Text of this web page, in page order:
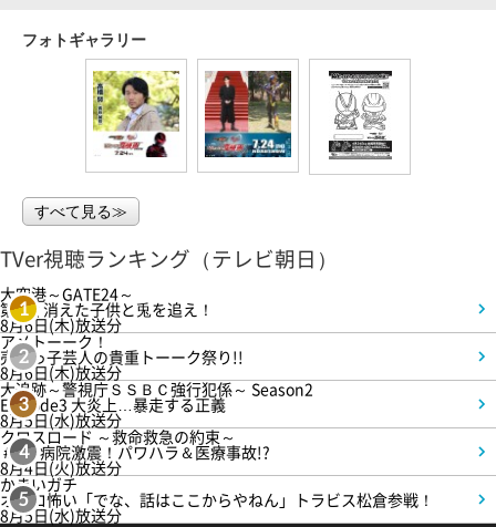
フォトギャラリー
すべて見る≫
TVer視聴ランキング（テレビ朝日）
1
大空港～GATE24～
第3話 消えた子供と兎を追え！
8月6日(木)放送分
2
アメトーーク！
売れっ子芸人の貴重トーーク祭り!!
8月6日(木)放送分
3
大追跡～警視庁ＳＳＢＣ強行犯係～ Season2
Episode3 大炎上…暴走する正義
8月5日(水)放送分
4
クロスロード ～救命救急の約束～
＃5 病院激震！パワハラ＆医療事故!?
8月4日(火)放送分
5
かまいガチ
オモロ怖い「でな、話はここからやねん」トラビス松倉参戦！
8月5日(水)放送分